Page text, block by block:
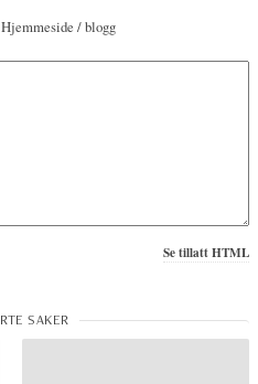
Hjemmeside / blogg
Se tillatt HTML